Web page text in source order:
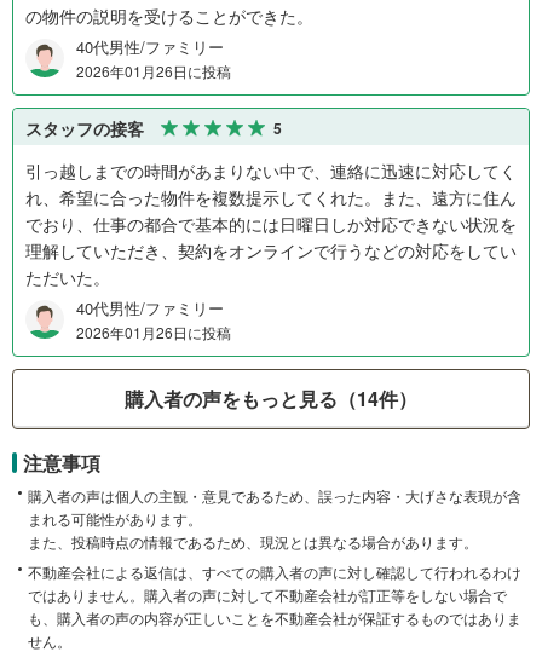
の物件の説明を受けることができた。
40代男性/ファミリー
2026年01月26日に投稿
スタッフの接客 5
引っ越しまでの時間があまりない中で、連絡に迅速に対応してく
れ、希望に合った物件を複数提示してくれた。また、遠方に住ん
でおり、仕事の都合で基本的には日曜日しか対応できない状況を
理解していただき、契約をオンラインで行うなどの対応をしてい
ただいた。
40代男性/ファミリー
2026年01月26日に投稿
購入者の声をもっと見る（14件）
注意事項
購入者の声は個人の主観・意見であるため、誤った内容・大げさな表現が含
まれる可能性があります。
また、投稿時点の情報であるため、現況とは異なる場合があります。
不動産会社による返信は、すべての購入者の声に対し確認して行われるわけ
ではありません。購入者の声に対して不動産会社が訂正等をしない場合で
も、購入者の声の内容が正しいことを不動産会社が保証するものではありま
せん。